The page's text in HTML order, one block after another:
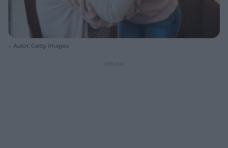
Autor: Getty Images